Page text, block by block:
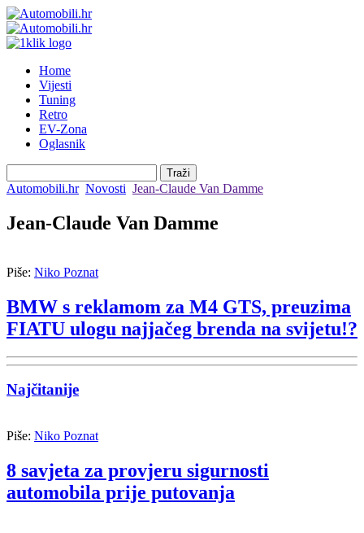
Home
Vijesti
Tuning
Retro
EV-Zona
Oglasnik
Automobili.hr Novosti Jean-Claude Van Damme
Jean-Claude Van Damme
Piše: Niko Poznat
BMW s reklamom za M4 GTS, preuzima
FIATU ulogu najjačeg brenda na svijetu!?
Najčitanije
Piše: Niko Poznat
8 savjeta za provjeru sigurnosti
automobila prije putovanja